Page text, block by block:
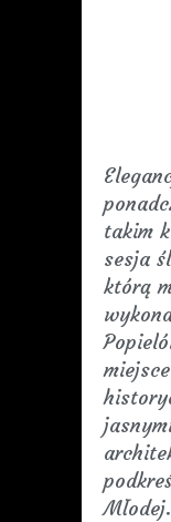
takim
sesja
którą
Młodej.